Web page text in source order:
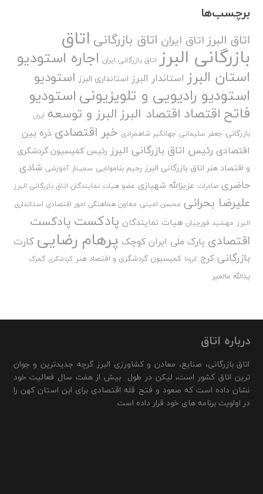
برچسب‌ها
اتاق البرز اتاق ایران اتاق بازرگانی اتاق
بازرگانی البرز اتاق بازرگانی ایران اجاره استودیو
استان البرز استاندار البرز استانداری البرز استودیو
استودیو رادیویی و تلویزیونیاستودیو
فاتح اقتصاد اقتصاد البرزالبرز و توسعه ایران
بازرگانی جعفر سلیمانی جهانگیر شاهمرادی خبر اقتصادی ذره بین
اقتصادی رئیس اتاق بازرگانی البرز رئیس کمیسیون گردشگری
و اقتصاد هنر اتاق بازرگانی البرز رحیم بنامولایی سمینار آموزشی شادی
حاضری صادرات عزیزالله شهبازی عضو هیات نمایندگان اتاق بازرگانی البرز
علیرضا بحرانی محسن امینی معاون هماهنگی امور اقتصادی استانداری
البرز مهشید قورچیان هیات نمایندگان پادکست پادکست
اقتصادی پارک ملی ایران کوچک پرهام رضایی کارت
بازرگانی کرج کرونا کمیسیون گردشگری و اقتصاد هنر گردشگری گمرک
یدالله مالمیر
درباره اتاق
اتاق بازرگانی، صنایع، معادن و کشاورزی البرز گرچه جدیدترین و جوان
ترین اتاق کشور است، لیکن در طول بیش از هفت سال فعالیت خود
نشان داده است که صعود و فتح قله اقتصادی برای این استان کهن را
در اولویت برنامه های خود قرار داده است.